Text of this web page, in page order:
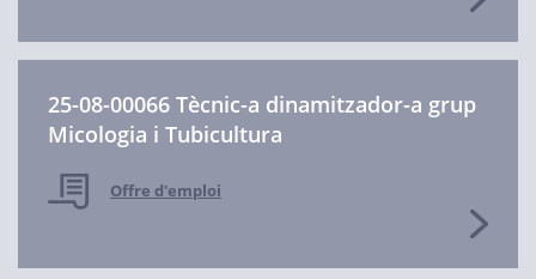
25-08-00066 Tècnic-a dinamitzador-a grup
Micologia i Tubicultura
Offre d'emploi